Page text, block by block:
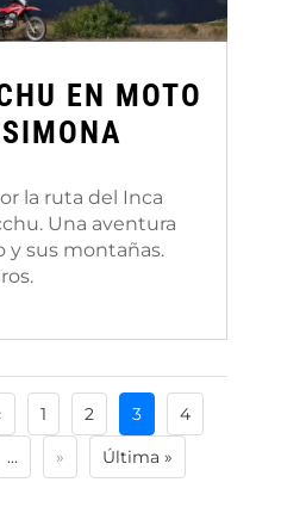
EN MOTO
la ruta del Inca
Una aventura
y sus montañas.
1 2 3
4
... » Última »